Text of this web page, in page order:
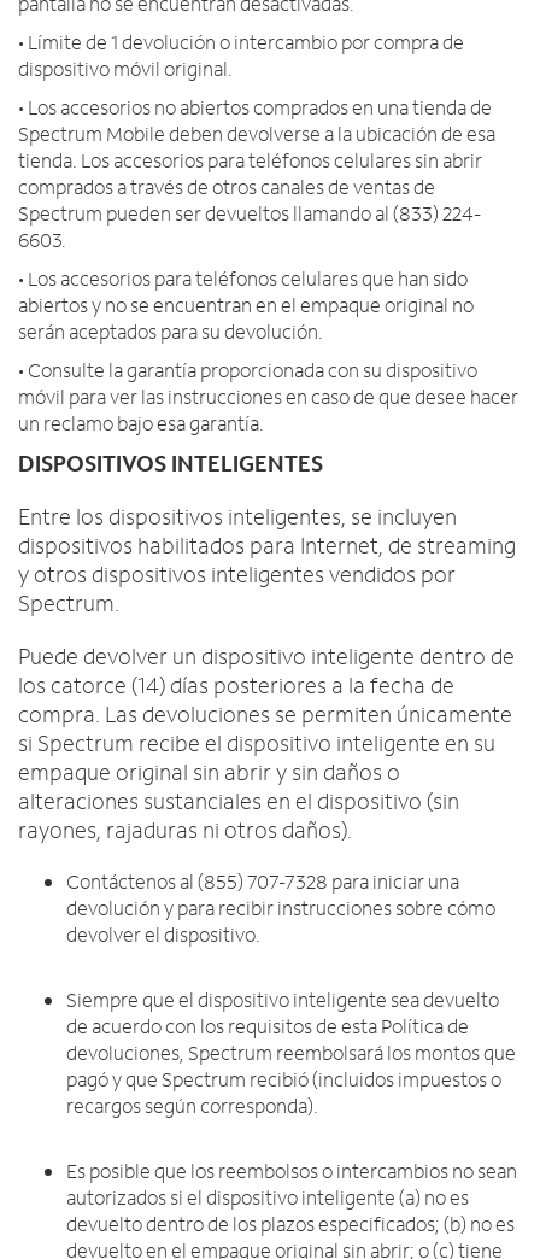
• Límite de 1 devolución o intercambio por compra de
dispositivo móvil original.
• Los accesorios no abiertos comprados en una tienda de
Spectrum Mobile deben devolverse a la ubicación de esa
tienda. Los accesorios para teléfonos celulares sin abrir
comprados a través de otros canales de ventas de
Spectrum pueden ser devueltos llamando al (833) 224-
6603.
• Los accesorios para teléfonos celulares que han sido
abiertos y no se encuentran en el empaque original no
serán aceptados para su devolución.
• Consulte la garantía proporcionada con su dispositivo
móvil para ver las instrucciones en caso de que desee hacer
un reclamo bajo esa garantía.
DISPOSITIVOS INTELIGENTES
Entre los dispositivos inteligentes, se incluyen
dispositivos habilitados para Internet, de streaming
y otros dispositivos inteligentes vendidos por
Spectrum.
Puede devolver un dispositivo inteligente dentro de
los catorce (14) días posteriores a la fecha de
compra. Las devoluciones se permiten únicamente
si Spectrum recibe el dispositivo inteligente en su
empaque original sin abrir y sin daños o
alteraciones sustanciales en el dispositivo (sin
rayones, rajaduras ni otros daños).
Contáctenos al (855) 707-7328 para iniciar una
devolución y para recibir instrucciones sobre cómo
devolver el dispositivo.
Siempre que el dispositivo inteligente sea devuelto
de acuerdo con los requisitos de esta Política de
devoluciones, Spectrum reembolsará los montos que
pagó y que Spectrum recibió (incluidos impuestos o
recargos según corresponda).
Es posible que los reembolsos o intercambios no sean
autorizados si el dispositivo inteligente (a) no es
devuelto dentro de los plazos especificados; (b) no es
devuelto en el empaque original sin abrir; o (c) tiene